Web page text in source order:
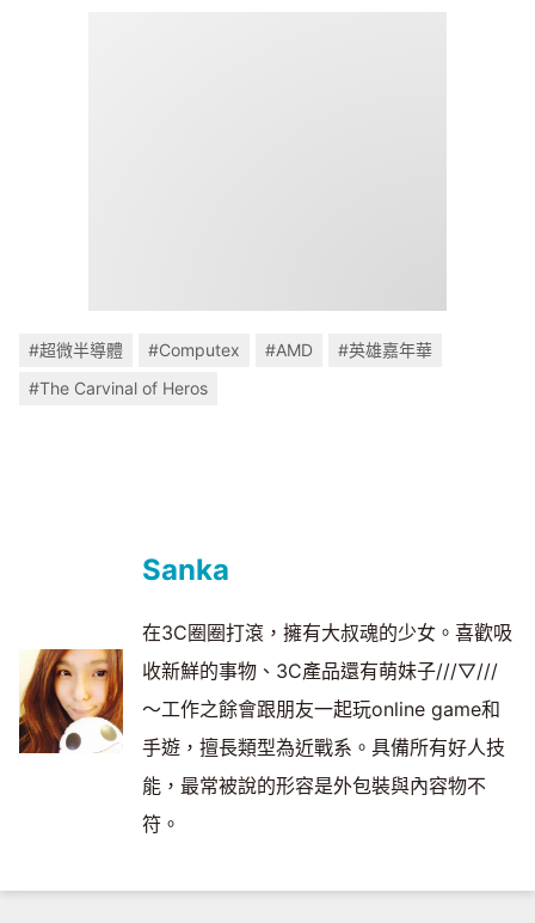
#超微半導體 #Computex #AMD
#英雄嘉年華
#The Carvinal of Heros
Sanka
在3C圈圈打滾，擁有大叔魂的少女。喜歡吸
收新鮮的事物、3C產品還有萌妹子///▽///
～工作之餘會跟朋友一起玩online game和
手遊，擅長類型為近戰系。具備所有好人技
能，最常被說的形容是外包裝與內容物不
符。